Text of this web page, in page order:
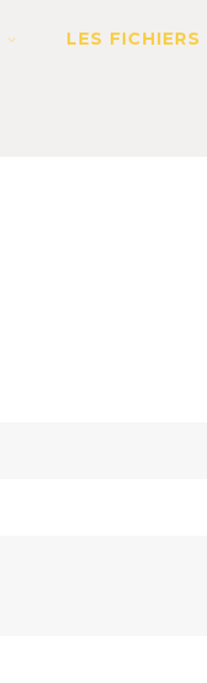
LES FICHIERS